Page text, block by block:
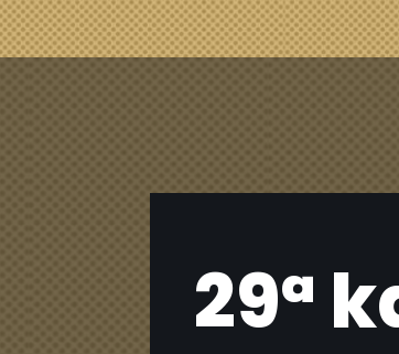
29ª